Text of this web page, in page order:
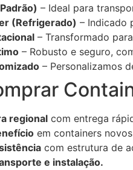
– Ideal para
(Refrigerado) – Indicado
– Transformado
– Robusto e seguro,
– Personalizamos
regional com entrega
em containers
com estrutura de
e instalação.